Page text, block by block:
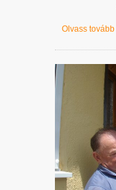
Olvass tovább